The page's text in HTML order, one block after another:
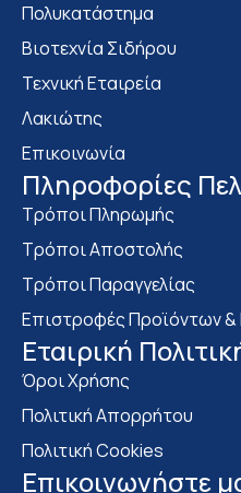
Πολυκατάστημα
Bιοτεχνία Σιδήρου
Τεχνική Εταιρεία
Λακιώτης
Επικοινωνία
Πληροφορίες
Τρόποι Πληρωμής
Τρόποι Αποστολής
Τρόποι Παραγγελίας
Επιστροφές Προϊόντων &
Eταιρική
Όροι Χρήσης
Πολιτική Απορρήτου
Πολιτική Cookies
Επικοινωνήστε